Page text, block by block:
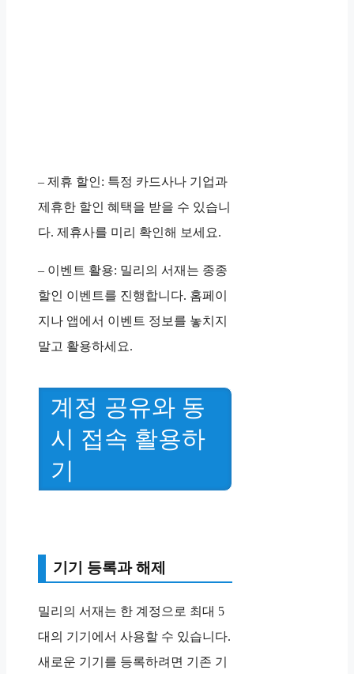
– 제휴 할인: 특정 카드사나 기업과
제휴한 할인 혜택을 받을 수 있습니
다. 제휴사를 미리 확인해 보세요.
– 이벤트 활용: 밀리의 서재는 종종
할인 이벤트를 진행합니다. 홈페이
지나 앱에서 이벤트 정보를 놓치지
말고 활용하세요.
계정 공유와 동
시 접속 활용하
기
기기 등록과 해제
밀리의 서재는 한 계정으로 최대 5
대의 기기에서 사용할 수 있습니다.
새로운 기기를 등록하려면 기존 기